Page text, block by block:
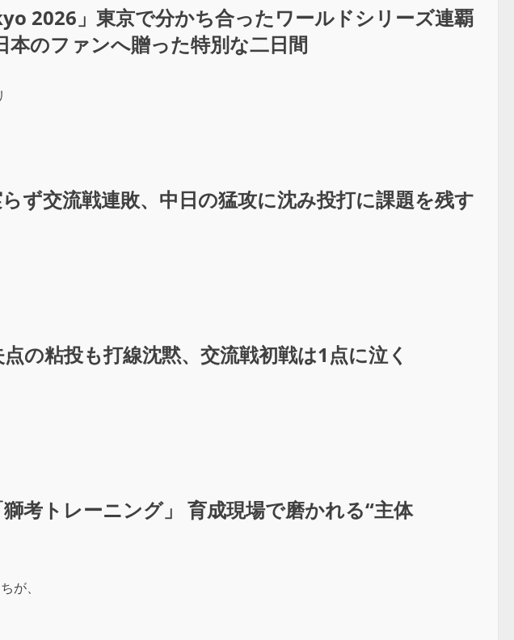
2026」東京で分かち合ったワールドシリーズ連覇
本のファンへ贈った特別な二日間
らず交流戦連敗、中日の猛攻に沈み投打に課題を残す
点の粘投も打線沈黙、交流戦初戦は1点に泣く
考トレーニング」 育成現場で磨かれる“主体
が、